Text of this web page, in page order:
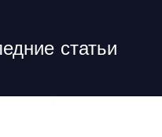
статьи